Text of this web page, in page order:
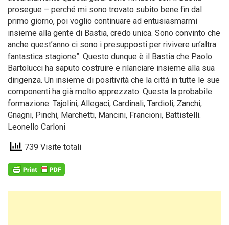
prosegue – perché mi sono trovato subito bene fin dal
primo giorno, poi voglio continuare ad entusiasmarmi
insieme alla gente di Bastia, credo unica. Sono convinto che
anche quest’anno ci sono i presupposti per rivivere un’altra
fantastica stagione”. Questo dunque è il Bastia che Paolo
Bartolucci ha saputo costruire e rilanciare insieme alla sua
dirigenza. Un insieme di positività che la città in tutte le sue
componenti ha già molto apprezzato. Questa la probabile
formazione: Tajolini, Allegaci, Cardinali, Tardioli, Zanchi,
Gnagni, Pinchi, Marchetti, Mancini, Francioni, Battistelli.
Leonello Carloni
739 Visite totali